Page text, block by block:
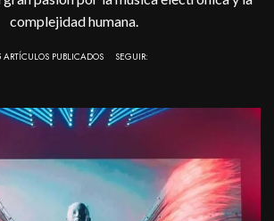
complejidad humana.
ARTÍCULOS PUBLICADOS SEGUIR: